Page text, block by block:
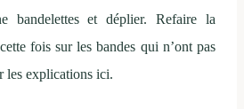
bandelettes et déplier. Refaire la
fois sur les bandes qui n’ont pas
les explications ici.